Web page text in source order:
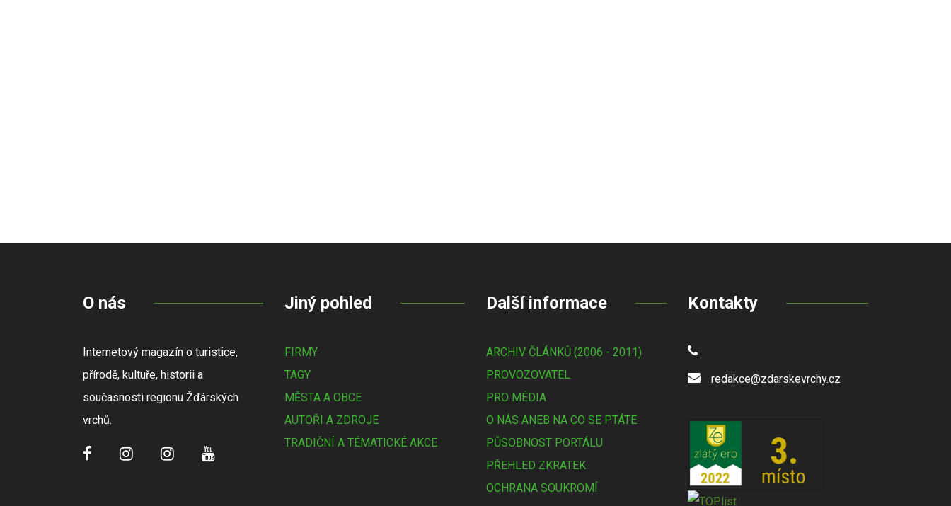
O nás
Internetový magazín o turistice,
přírodě, kultuře, historii a
současnosti regionu Žďárských
vrchů.
Jiný pohled
FIRMY
TAGY
MĚSTA A OBCE
AUTOŘI A ZDROJE
TRADIČNÍ A TÉMATICKÉ AKCE
Další informace
ARCHIV ČLÁNKŮ (2006 - 2011)
PROVOZOVATEL
PRO MÉDIA
O NÁS ANEB NA CO SE PTÁTE
PŮSOBNOST PORTÁLU
PŘEHLED ZKRATEK
OCHRANA SOUKROMÍ
Kontakty
redakce@zdarskevrchy.cz